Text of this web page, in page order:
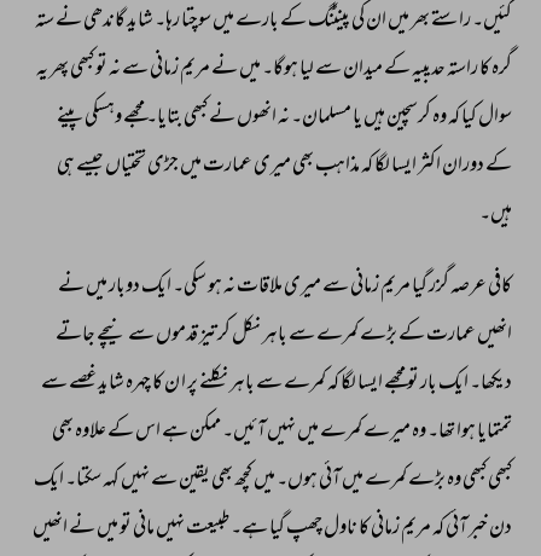
گئیں۔ راستے بھر میں ان کی پینٹنگ کے بارے میں سوچتا رہا۔ شاید گاندھی نے ستہ
گرہ کا راستہ حدیبیہ کے میدان سے لیا ہوگا۔ میں نے مریم زمانی سے نہ تو کبھی پھر یہ
سوال کیا کہ وہ کرسچین ہیں یا مسلمان۔ نہ انھوں نے کبھی بتایا۔ مجھے وہسکی پینے
کے دوران اکثر ایسا لگا کہ مذاہب بھی میری عمارت میں جڑی تختیاں جیسے ہی
ہیں۔
کافی عرصہ گزر گیا مریم زمانی سے میری ملاقات نہ ہو سکی۔ ایک دوبار میں نے
انھیں عمارت کے بڑے کمرے سے باہر نکل کر تیز قدموں سے نیچے جاتے
دیکھا۔ ایک بار تو مجھے ایسا لگا کہ کمرے سے باہر نکلنے پر ا ن کا چہرہ شاید غصے سے
تمتمایا ہوا تھا۔ وہ میرے کمرے میں نہیں آئیں۔ ممکن ہے اس کے علاوہ بھی
کبھی کبھی وہ بڑے کمرے میں آئی ہوں۔ میں کچھ بھی یقین سے نہیں کہہ سکتا۔ ایک
دن خبر آئی کہ مریم زمانی کا ناول چھپ گیا ہے۔ طبیعت نہیں مانی تو میں نے انھیں